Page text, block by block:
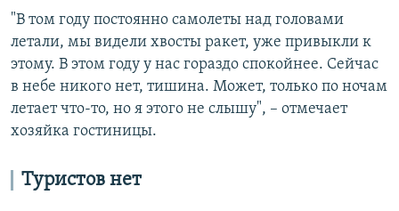
"В том году постоянно самолеты над головами
летали, мы видели хвосты ракет, уже привыкли к
этому. В этом году у нас гораздо спокойнее. Сейчас
в небе никого нет, тишина. Может, только по ночам
летает что-то, но я этого не слышу", – отмечает
хозяйка гостиницы.
Туристов нет